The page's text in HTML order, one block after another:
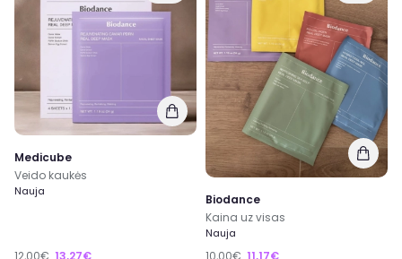
Medicube
Veido kaukės
Nauja
Biodance
Kaina uz visas
Nauja